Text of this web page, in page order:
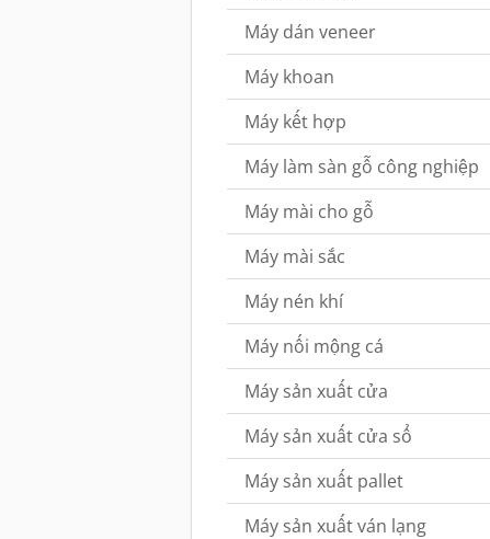
Máy dán veneer
Máy khoan
Máy kết hợp
Máy làm sàn gỗ công nghiệp
Máy mài cho gỗ
Máy mài sắc
Máy nén khí
Máy nối mộng cá
Máy sản xuất cửa
Máy sản xuất cửa sổ
Máy sản xuất pallet
Máy sản xuất ván lạng